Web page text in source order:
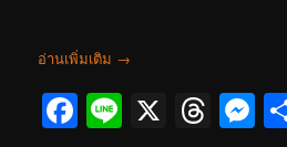
อ่านเพิ่มเติม →
Facebook
Line
X